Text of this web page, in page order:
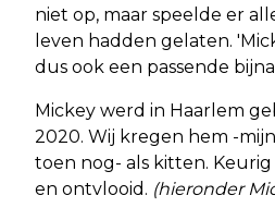
niet op, maar speelde er
leven hadden gelaten.
dus ook een passende
Mickey werd in Haarlem
2020. Wij kregen hem -
toen nog- als kitten.
en ontvlooid. (hieronder